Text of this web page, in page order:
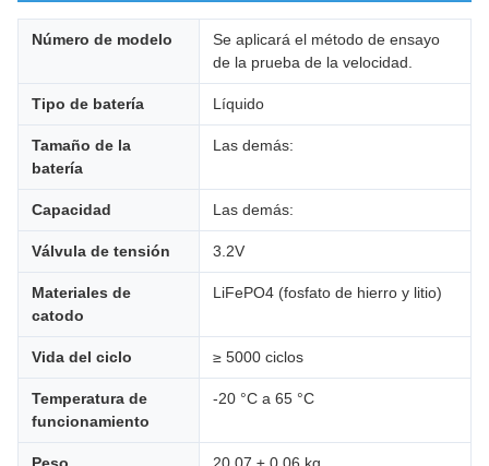
Número de modelo
Se aplicará el método de ensayo
de la prueba de la velocidad.
Tipo de batería Líquido
Tamaño de la
batería
Las demás:
Capacidad Las demás:
Válvula de tensión 3.2V
Materiales de
catodo
LiFePO4 (fosfato de hierro y litio)
Vida del ciclo ≥ 5000 ciclos
Temperatura de
funcionamiento
-20 °C a 65 °C